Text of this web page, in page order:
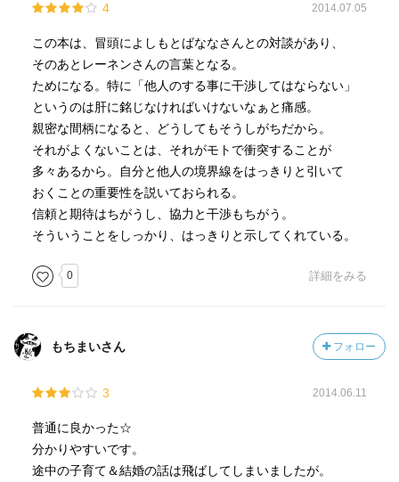
4 2014.07.05
この本は、冒頭によしもとばななさんとの対談があり、
そのあとレーネンさんの言葉となる。
ためになる。特に「他人のする事に干渉してはならない」
というのは肝に銘じなければいけないなぁと痛感。
親密な間柄になると、どうしてもそうしがちだから。
それがよくないことは、それがモトで衝突することが
多々あるから。自分と他人の境界線をはっきりと引いて
おくことの重要性を説いておられる。
信頼と期待はちがうし、協力と干渉もちがう。
そういうことをしっかり、はっきりと示してくれている。
0 詳細をみる
もちまいさん フォロー
3 2014.06.11
普通に良かった☆
分かりやすいです。
途中の子育て＆結婚の話は飛ばしてしまいましたが。